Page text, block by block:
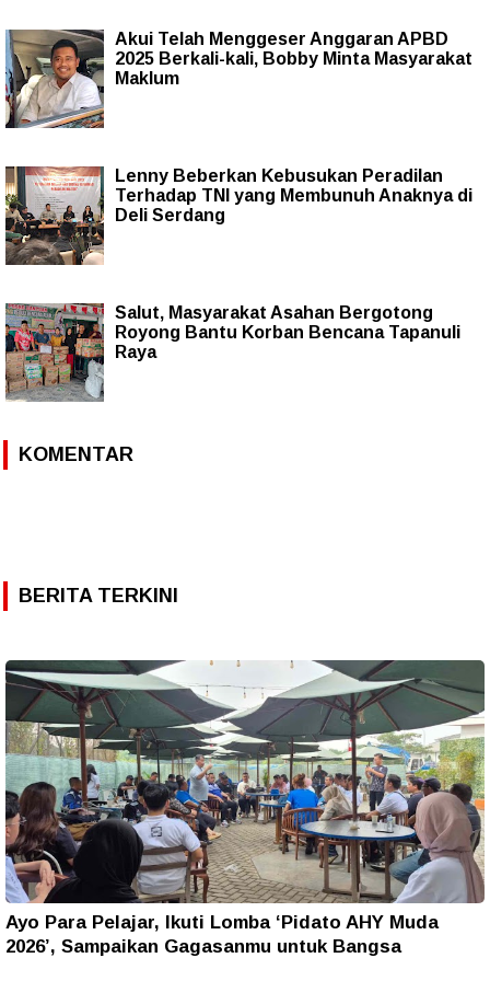
Akui Telah Menggeser Anggaran APBD
2025 Berkali-kali, Bobby Minta Masyarakat
Maklum
Lenny Beberkan Kebusukan Peradilan
Terhadap TNI yang Membunuh Anaknya di
Deli Serdang
Salut, Masyarakat Asahan Bergotong
Royong Bantu Korban Bencana Tapanuli
Raya
KOMENTAR
BERITA TERKINI
Ayo Para Pelajar, Ikuti Lomba ‘Pidato AHY Muda
2026’, Sampaikan Gagasanmu untuk Bangsa